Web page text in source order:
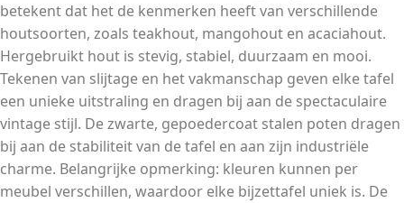
betekent dat het de kenmerken heeft van verschillende
houtsoorten, zoals teakhout, mangohout en acaciahout.
Hergebruikt hout is stevig, stabiel, duurzaam en mooi.
Tekenen van slijtage en het vakmanschap geven elke tafel
een unieke uitstraling en dragen bij aan de spectaculaire
vintage stijl. De zwarte, gepoedercoat stalen poten dragen
bij aan de stabiliteit van de tafel en aan zijn industriële
charme. Belangrijke opmerking: kleuren kunnen per
meubel verschillen, waardoor elke bijzettafel uniek is. De